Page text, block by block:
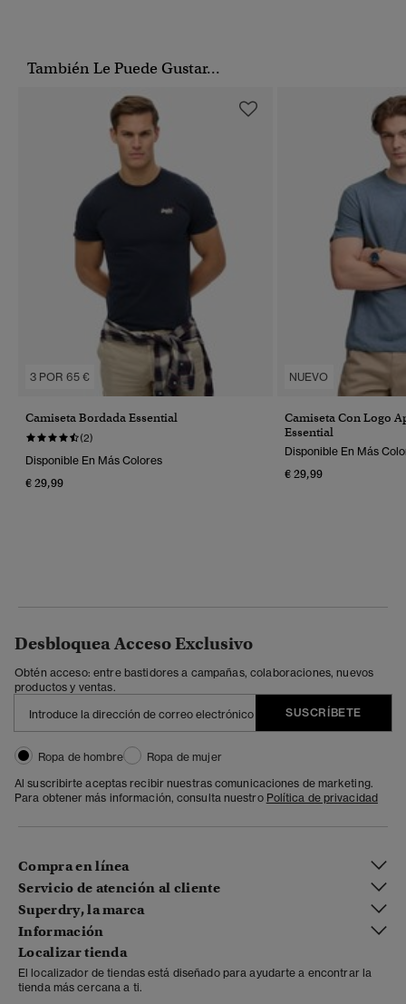
También Le Puede Gustar...
3 POR 65 €
Camiseta Bordada Essential
(2)
Disponible En Más Colores
€ 29,99
NUEVO
Camiseta Con Logo
Essential
Disponible En Más
€ 29,99
Desbloquea Acceso Exclusivo
Obtén acceso: entre bastidores a campañas, colaboraciones, nuevos
productos y ventas.
SUSCRÍBETE
Ropa de hombre
Ropa de mujer
Al suscribirte aceptas recibir nuestras comunicaciones de marketing.
Para obtener más información, consulta nuestro Política de privacidad
Compra en línea
Servicio de atención al cliente
Superdry, la marca
Información
Localizar tienda
El localizador de tiendas está diseñado para ayudarte a encontrar la
tienda más cercana a ti.